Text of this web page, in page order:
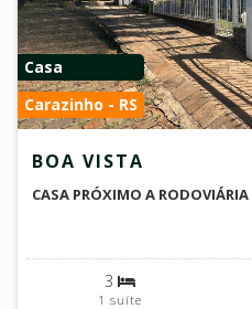
Casa
Carazinho - RS
BOA VISTA
CASA PRÓXIMO A
3
1 suíte